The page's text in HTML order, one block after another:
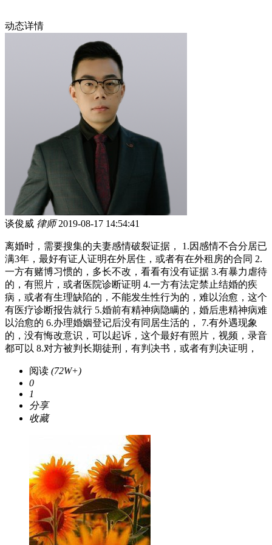
动态详情
谈俊威 律师 2019-08-17 14:54:41
离婚时，需要搜集的夫妻感情破裂证据， 1.因感情不合分居已
满3年，最好有证人证明在外居住，或者有在外租房的合同 2.
一方有赌博习惯的，多长不改，看看有没有证据 3.有暴力虐待
的，有照片，或者医院诊断证明 4.一方有法定禁止结婚的疾
病，或者有生理缺陷的，不能发生性行为的，难以治愈，这个
有医疗诊断报告就行 5.婚前有精神病隐瞒的，婚后患精神病难
以治愈的 6.办理婚姻登记后没有同居生活的， 7.有外遇现象
的，没有悔改意识，可以起诉，这个最好有照片，视频，录音
都可以 8.对方被判长期徒刑，有判决书，或者有判决证明，
阅读 (72W+)
0
1
分享
收藏